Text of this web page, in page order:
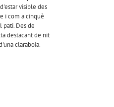
visible des
i com a cinquè
Des de
destacant de nit
claraboia.